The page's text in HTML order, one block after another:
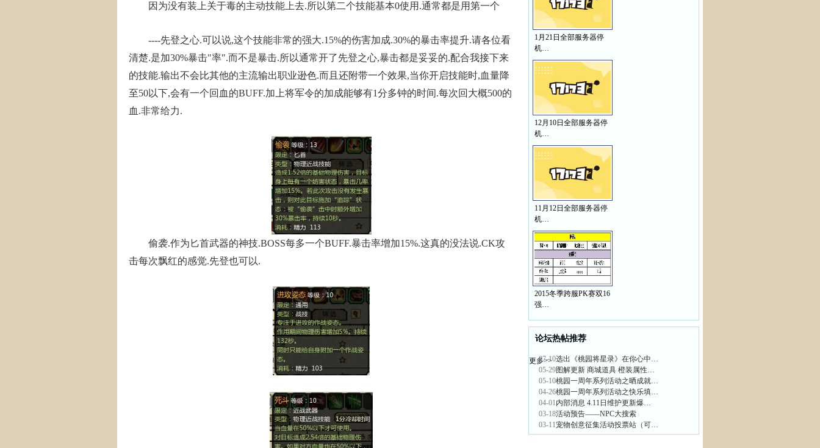
因为没有装上关于毒的主动技能上去.所以第二个技能基本0使用.通常都是用第一个
----先登之心.可以说,这个技能非常的强大.15%的伤害加成.30%的暴击率提升.请各位看
清楚.是加30%暴击"率".而不是暴击.所以通常开了先登之心,暴击都是妥妥的.配合我接下来
的技能.输出不会比其他的主流输出职业逊色.而且还附带一个效果,当你开启技能时,血量降
至50以下,会有一个回血的BUFF.加上将军令的加成能够有1分多钟的时间.每次回大概500的
血.非常给力.
偷袭.作为匕首武器的神技.BOSS每多一个BUFF.暴击率增加15%.这真的没法说.CK攻
击每次飘红的感觉.先登也可以.
1月21日全部服务器停
机…
12月10日全部服务器停
机…
11月12日全部服务器停
机…
2015冬季跨服PK赛双16
强…
论坛热帖推荐
更多>>
07-10选出《桃园将星录》在你心中…
05-29图解更新 商城道具 橙装属性…
05-10桃园一周年系列活动之晒成就…
04-26桃园一周年系列活动之快乐填…
04-01内部消息 4.11日维护更新爆…
03-18活动预告——NPC大搜索
03-11宠物创意征集活动投票站（可…